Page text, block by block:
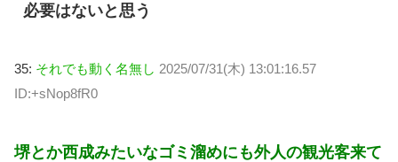
必要はないと思う
35: それでも動く名無し 2025/07/31(木) 13:01:16.57
ID:+sNop8fR0
堺とか西成みたいなゴミ溜めにも外人の観光客来て